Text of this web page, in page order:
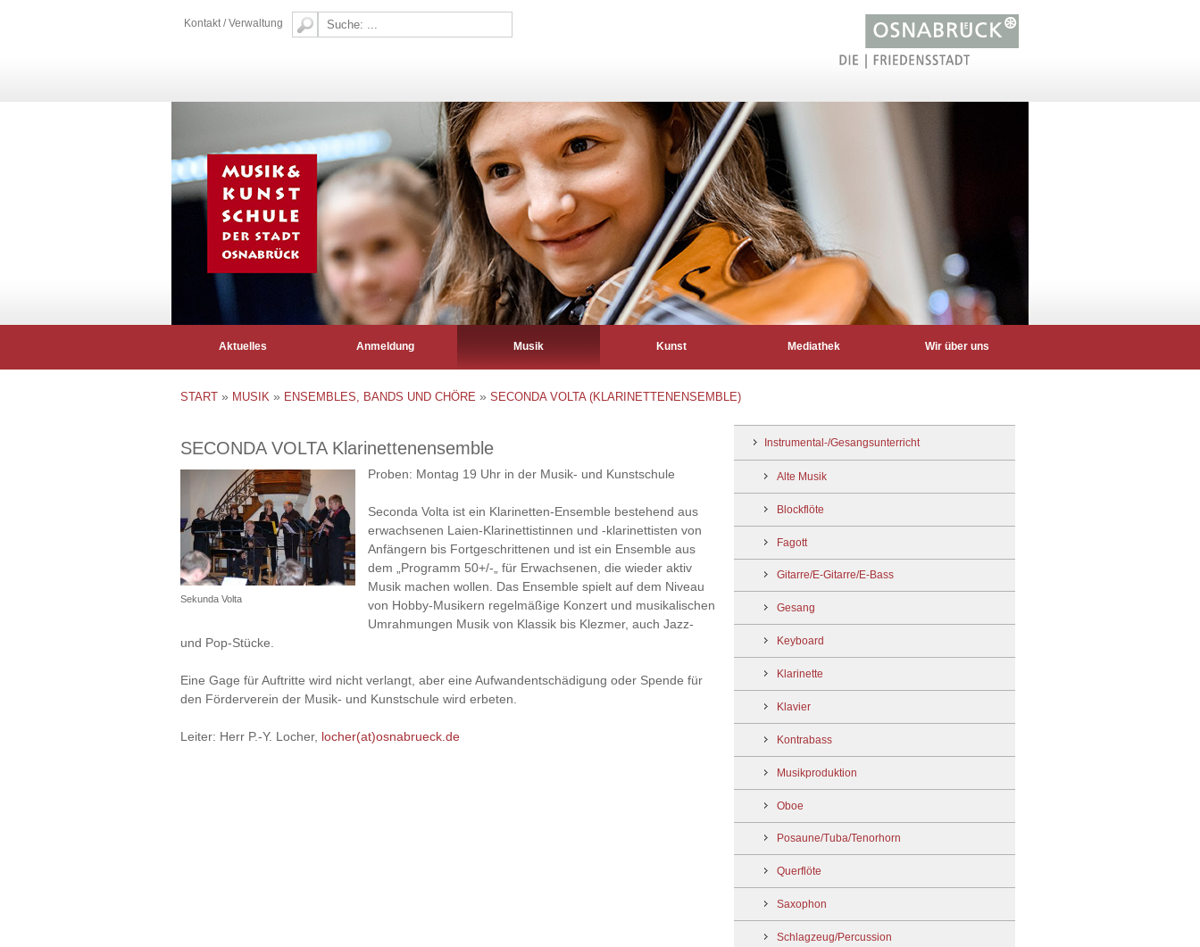
Kontakt / Verwaltung
Aktuelles Anmeldung Musik Kunst Mediathek Wir über uns
START » MUSIK » ENSEMBLES, BANDS UND CHÖRE » SECONDA VOLTA (KLARINETTENENSEMBLE)
SECONDA VOLTA Klarinettenensemble
Sekunda Volta
Proben: Montag 19 Uhr in der Musik- und Kunstschule
Seconda Volta ist ein Klarinetten-Ensemble bestehend aus
erwachsenen Laien-Klarinettistinnen und -klarinettisten von
Anfängern bis Fortgeschrittenen und ist ein Ensemble aus
dem „Programm 50+/-„ für Erwachsenen, die wieder aktiv
Musik machen wollen. Das Ensemble spielt auf dem Niveau
von Hobby-Musikern regelmäßige Konzert und musikalischen
Umrahmungen Musik von Klassik bis Klezmer, auch Jazz-
und Pop-Stücke.
Eine Gage für Auftritte wird nicht verlangt, aber eine Aufwandentschädigung oder Spende für
den Förderverein der Musik- und Kunstschule wird erbeten.
Leiter: Herr P.-Y. Locher, locher(at)osnabrueck.de
Instrumental-/Gesangsunterricht
Alte Musik
Blockflöte
Fagott
Gitarre/E-Gitarre/E-Bass
Gesang
Keyboard
Klarinette
Klavier
Kontrabass
Musikproduktion
Oboe
Posaune/Tuba/Tenorhorn
Querflöte
Saxophon
Schlagzeug/Percussion